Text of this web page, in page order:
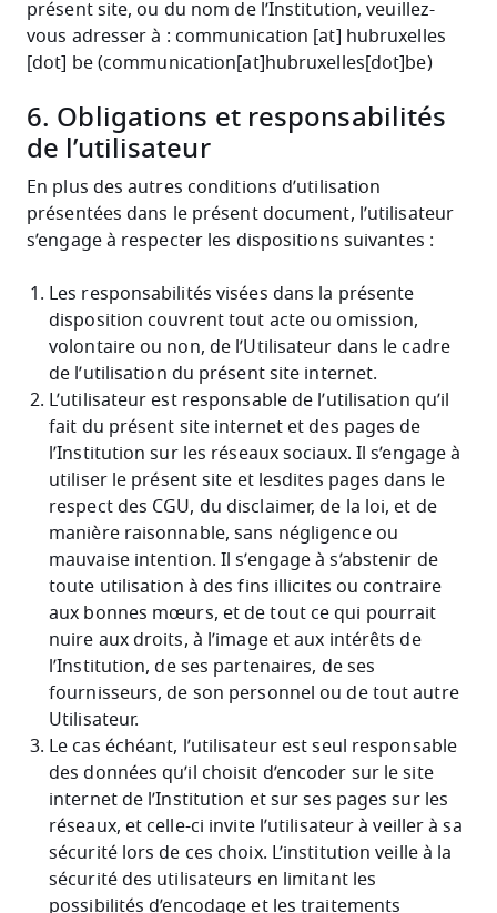
présent site, ou du nom de l’Institution, veuillez-
vous adresser à : communication [at]
hubruxelles
[dot]
be(communication[at]hubruxelles[dot]be)
6. Obligations et responsabilités
de l’utilisateur
En plus des autres conditions d’utilisation
présentées dans le présent document, l’utilisateur
s’engage à respecter les dispositions suivantes :
Les responsabilités visées dans la présente
disposition couvrent tout acte ou omission,
volontaire ou non, de l’Utilisateur dans le cadre
de l’utilisation du présent site internet.
L’utilisateur est responsable de l’utilisation qu’il
fait du présent site internet et des pages de
l’Institution sur les réseaux sociaux. Il s’engage à
utiliser le présent site et lesdites pages dans le
respect des CGU, du disclaimer, de la loi, et de
manière raisonnable, sans négligence ou
mauvaise intention. Il s’engage à s’abstenir de
toute utilisation à des fins illicites ou contraire
aux bonnes mœurs, et de tout ce qui pourrait
nuire aux droits, à l’image et aux intérêts de
l’Institution, de ses partenaires, de ses
fournisseurs, de son personnel ou de tout autre
Utilisateur.
Le cas échéant, l’utilisateur est seul responsable
des données qu’il choisit d’encoder sur le site
internet de l’Institution et sur ses pages sur les
réseaux, et celle-ci invite l’utilisateur à veiller à sa
sécurité lors de ces choix. L’institution veille à la
sécurité des utilisateurs en limitant les
possibilités d’encodage et les traitements